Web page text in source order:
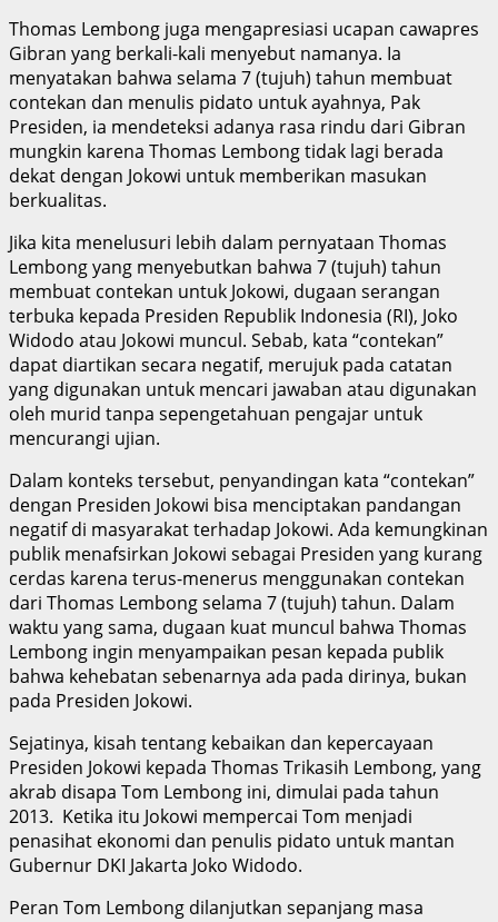
Thomas Lembong juga mengapresiasi ucapan cawapres
Gibran yang berkali-kali menyebut namanya. Ia
menyatakan bahwa selama 7 (tujuh) tahun membuat
contekan dan menulis pidato untuk ayahnya, Pak
Presiden, ia mendeteksi adanya rasa rindu dari Gibran
mungkin karena Thomas Lembong tidak lagi berada
dekat dengan Jokowi untuk memberikan masukan
berkualitas.
Jika kita menelusuri lebih dalam pernyataan Thomas
Lembong yang menyebutkan bahwa 7 (tujuh) tahun
membuat contekan untuk Jokowi, dugaan serangan
terbuka kepada Presiden Republik Indonesia (RI), Joko
Widodo atau Jokowi muncul. Sebab, kata “contekan”
dapat diartikan secara negatif, merujuk pada catatan
yang digunakan untuk mencari jawaban atau digunakan
oleh murid tanpa sepengetahuan pengajar untuk
mencurangi ujian.
Dalam konteks tersebut, penyandingan kata “contekan”
dengan Presiden Jokowi bisa menciptakan pandangan
negatif di masyarakat terhadap Jokowi. Ada kemungkinan
publik menafsirkan Jokowi sebagai Presiden yang kurang
cerdas karena terus-menerus menggunakan contekan
dari Thomas Lembong selama 7 (tujuh) tahun. Dalam
waktu yang sama, dugaan kuat muncul bahwa Thomas
Lembong ingin menyampaikan pesan kepada publik
bahwa kehebatan sebenarnya ada pada dirinya, bukan
pada Presiden Jokowi.
Sejatinya, kisah tentang kebaikan dan kepercayaan
Presiden Jokowi kepada Thomas Trikasih Lembong, yang
akrab disapa Tom Lembong ini, dimulai pada tahun
2013. Ketika itu Jokowi mempercai Tom menjadi
penasihat ekonomi dan penulis pidato untuk mantan
Gubernur DKI Jakarta Joko Widodo.
Peran Tom Lembong dilanjutkan sepanjang masa